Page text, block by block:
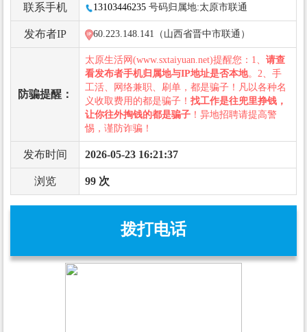
联系手机 13103446235 号码归属地:太原市联通
发布者IP 60.223.148.141（山西省晋中市联通）
防骗提醒：
太原生活网(www.sxtaiyuan.net)提醒您：1、 请查
看发布者手机归属地与IP地址是否本地。2、手
工活、网络兼职、刷单，都是骗子！凡以各种名
义收取费用的都是骗子！ 找工作是往兜里挣钱，
让你往外掏钱的都是骗子 ！异地招聘请提高警
惕，谨防诈骗！
发布时间 2026-05-23 16:21:37
浏览 99 次
拨打电话